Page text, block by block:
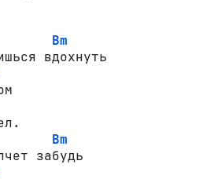
Bm
вдохнуть
Bm
забудь